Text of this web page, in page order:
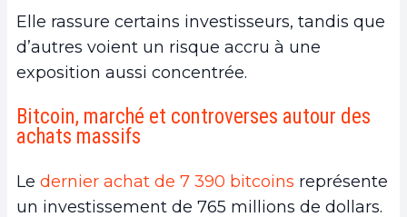
Elle rassure certains investisseurs, tandis que
d’autres voient un risque accru à une
exposition aussi concentrée.
Bitcoin, marché et controverses autour des
achats massifs
Le dernier achat de 7 390 bitcoins représente
un investissement de 765 millions de dollars.